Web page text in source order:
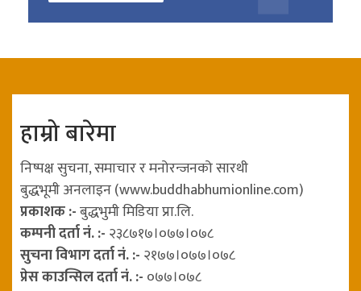
हाम्रो बारेमा
निष्पक्ष सुचना, समाचार र मनोरन्जनको सारथी
बुद्धभूमी अनलाइन (www.buddhabhumionline.com)
प्रकाशक :-बुद्धभुमी मिडिया प्रा.लि.
कम्पनी दर्ता नं. :- २३८७१७।०७७।०७८
सुचना विभाग दर्ता नं. :- २१७७।०७७।०७८
प्रेस काउन्सिल दर्ता नं. :- ०७७।०७८